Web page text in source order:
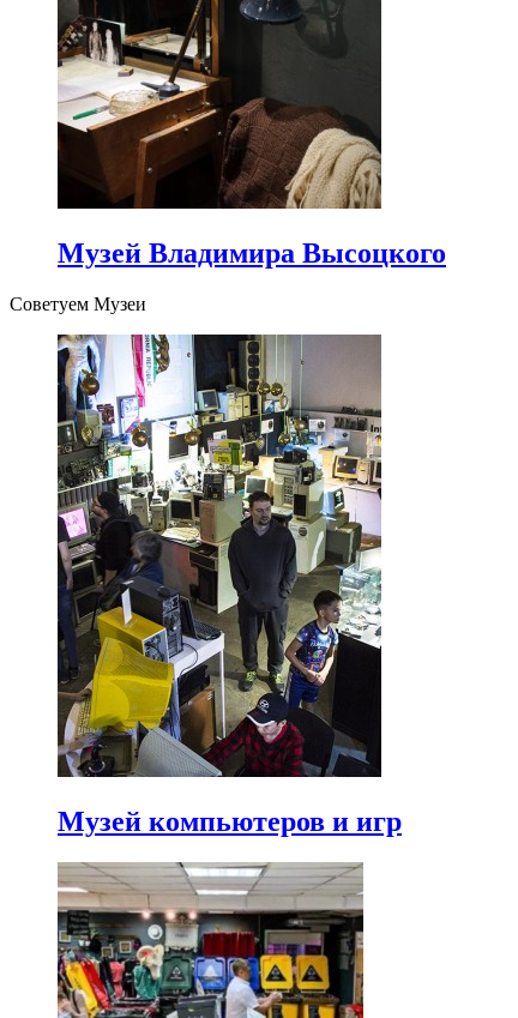
Музей Владимира Высоцкого
Советуем Музеи
Музей компьютеров и игр